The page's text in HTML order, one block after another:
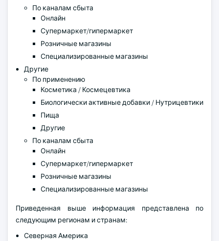
По каналам сбыта
Онлайн
Супермаркет/гипермаркет
Розничные магазины
Специализированные магазины
Другие
По применению
Косметика / Космецевтика
Биологически активные добавки / Нутрицевтики
Пища
Другие
По каналам сбыта
Онлайн
Супермаркет/гипермаркет
Розничные магазины
Специализированные магазины
Приведенная выше информация представлена по
следующим регионам и странам:
Северная Америка